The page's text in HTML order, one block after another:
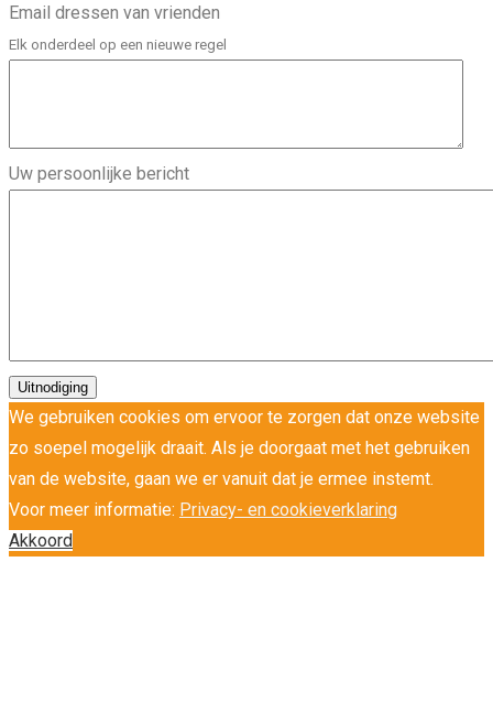
Email dressen van vrienden
Elk onderdeel op een nieuwe regel
Uw persoonlijke bericht
We gebruiken cookies om ervoor te zorgen dat onze website
zo soepel mogelijk draait. Als je doorgaat met het gebruiken
van de website, gaan we er vanuit dat je ermee instemt.
Voor meer informatie: Privacy- en cookieverklaring
Akkoord